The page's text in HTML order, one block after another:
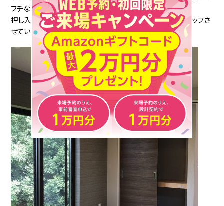
フチなし畳やアクセントウォールで、さり気なく個性を主張。
押し入れは収納部を3段にすることで、収納力と使い勝手をアップさ
せています。